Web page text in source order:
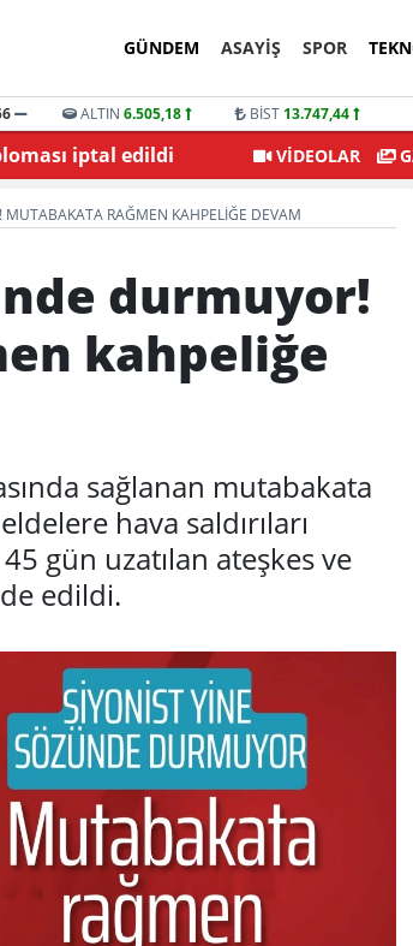
GÜNDEM ASAYİŞ SPOR
ALTIN 6.505,18 BİST 13.747,44
iptal edildi Şehitkamil
VİDEOLAR
RAĞMEN KAHPELIĞE DEVAM
durmuyor!
kahpeliğe
sağlanan mutabakata
hava saldırıları
gün uzatılan ateşkes ve
edildi.